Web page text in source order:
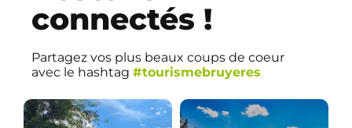
connectés !
Partagez vos plus beaux coups de coeur
avec le hashtag #tourismebruyeres